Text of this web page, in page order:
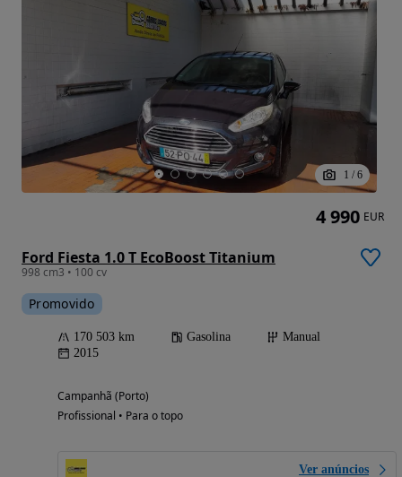
1 / 6
Ford Fiesta 1.0 T EcoBoost Titanium
998 cm3 • 100 cv
Promovido
170 503 km Gasolina
Manual
2015
Campanhã (Porto)
Profissional • Para o topo
Ver anúncios
4 990 EUR